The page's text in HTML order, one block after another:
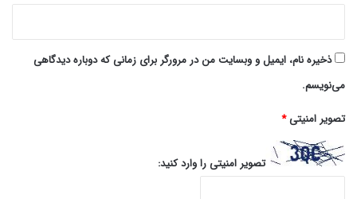
ذخیره نام، ایمیل و وبسایت من در مرورگر برای زمانی که دوباره دیدگاهی
می‌نویسم.
تصویر امنیتی*
تصویر امنیتی را وارد کنید: